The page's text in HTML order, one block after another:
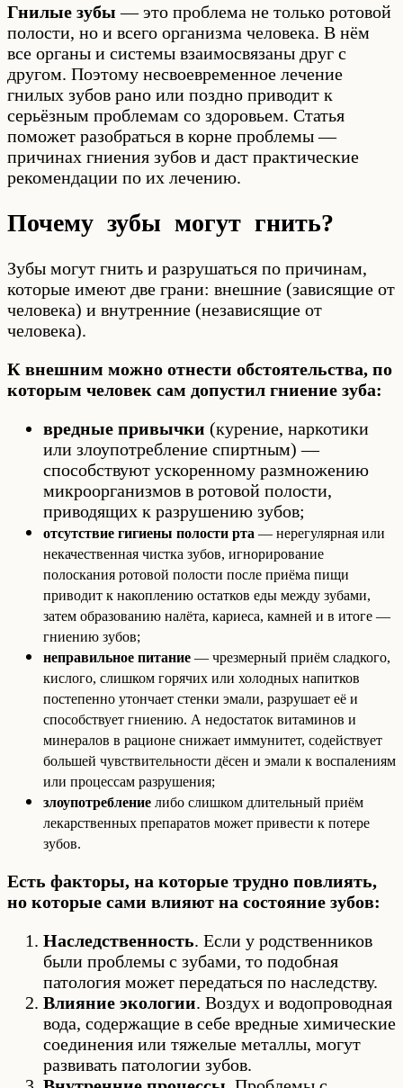
Гнилые зубы — это проблема не только ротовой
полости, но и всего организма человека. В нём
все органы и системы взаимосвязаны друг с
другом. Поэтому несвоевременное лечение
гнилых зубов рано или поздно приводит к
серьёзным проблемам со здоровьем. Статья
поможет разобраться в корне проблемы —
причинах гниения зубов и даст практические
рекомендации по их лечению.
Почему зубы могут гнить?
Зубы могут гнить и разрушаться по причинам,
которые имеют две грани: внешние (зависящие от
человека) и внутренние (независящие от
человека).
К внешним можно отнести обстоятельства, по
которым человек сам допустил гниение зуба:
вредные привычки (курение, наркотики
или злоупотребление спиртным) —
способствуют ускоренному размножению
микроорганизмов в ротовой полости,
приводящих к разрушению зубов;
отсутствие гигиены полости рта — нерегулярная или
некачественная чистка зубов, игнорирование
полоскания ротовой полости после приёма пищи
приводит к накоплению остатков еды между зубами,
затем образованию налёта, кариеса, камней и в итоге —
гниению зубов;
неправильное питание — чрезмерный приём сладкого,
кислого, слишком горячих или холодных напитков
постепенно утончает стенки эмали, разрушает её и
способствует гниению. А недостаток витаминов и
минералов в рационе снижает иммунитет, содействует
большей чувствительности дёсен и эмали к воспалениям
или процессам разрушения;
злоупотребление либо слишком длительный приём
лекарственных препаратов может привести к потере
зубов.
Есть факторы, на которые трудно повлиять,
но которые сами влияют на состояние зубов:
Наследственность. Если у родственников
были проблемы с зубами, то подобная
патология может передаться по наследству.
Влияние экологии. Воздух и водопроводная
вода, содержащие в себе вредные химические
соединения или тяжелые металлы, могут
развивать патологии зубов.